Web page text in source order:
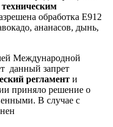
техническим
обработка Е912
ананасов, дынь,
Международной
данный запрет
регламент и
приняло решение о
В случае с